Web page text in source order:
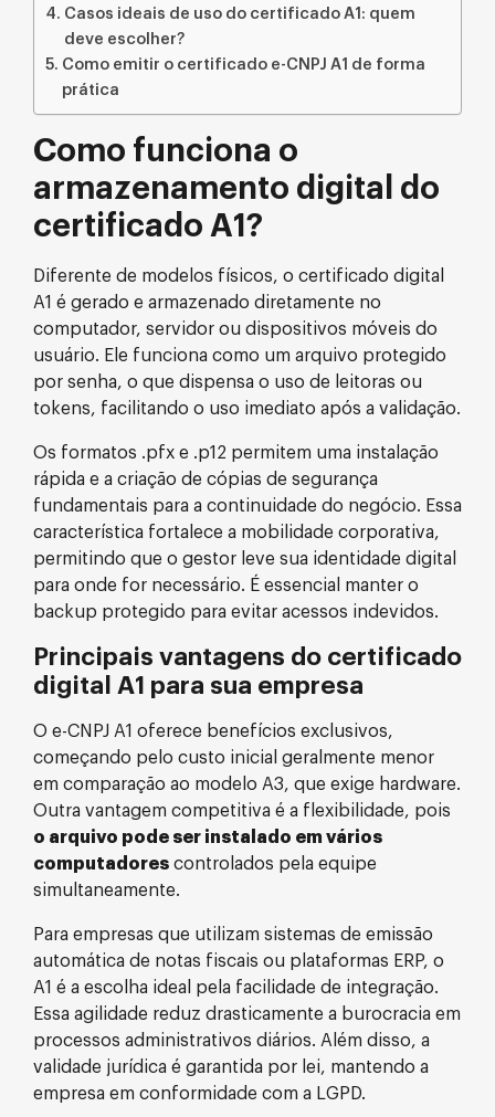
Casos ideais de uso do certificado A1: quem
deve escolher?
Como emitir o certificado e-CNPJ A1 de forma
prática
Como funciona o
armazenamento digital do
certificado A1?
Diferente de modelos físicos, o certificado digital
A1 é gerado e armazenado diretamente no
computador, servidor ou dispositivos móveis do
usuário. Ele funciona como um arquivo protegido
por senha, o que dispensa o uso de leitoras ou
tokens, facilitando o uso imediato após a validação.
Os formatos .pfx e .p12 permitem uma instalação
rápida e a criação de cópias de segurança
fundamentais para a continuidade do negócio. Essa
característica fortalece a mobilidade corporativa,
permitindo que o gestor leve sua identidade digital
para onde for necessário. É essencial manter o
backup protegido para evitar acessos indevidos.
Principais vantagens do certificado
digital A1 para sua empresa
O e-CNPJ A1 oferece benefícios exclusivos,
começando pelo custo inicial geralmente menor
em comparação ao modelo A3, que exige hardware.
Outra vantagem competitiva é a flexibilidade, pois
o arquivo pode ser instalado em vários
computadores controlados pela equipe
simultaneamente.
Para empresas que utilizam sistemas de emissão
automática de notas fiscais ou plataformas ERP, o
A1 é a escolha ideal pela facilidade de integração.
Essa agilidade reduz drasticamente a burocracia em
processos administrativos diários. Além disso, a
validade jurídica é garantida por lei, mantendo a
empresa em conformidade com a LGPD.